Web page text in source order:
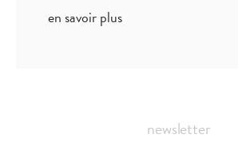
en savoir plus
newsletter